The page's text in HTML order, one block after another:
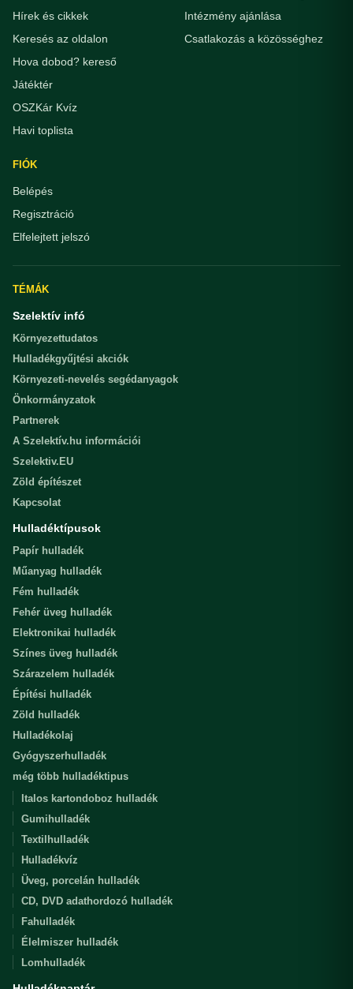
Hírek és cikkek
Keresés az oldalon
Hova dobod? kereső
Játéktér
OSZKár Kvíz
Havi toplista
Intézmény ajánlása
Csatlakozás a közösséghez
FIÓK
Belépés
Regisztráció
Elfelejtett jelszó
TÉMÁK
Szelektív infó
Környezettudatos
Hulladékgyűjtési akciók
Környezeti-nevelés segédanyagok
Önkormányzatok
Partnerek
A Szelektív.hu információi
Szelektiv.EU
Zöld építészet
Kapcsolat
Hulladéktípusok
Papír hulladék
Műanyag hulladék
Fém hulladék
Fehér üveg hulladék
Elektronikai hulladék
Színes üveg hulladék
Szárazelem hulladék
Építési hulladék
Zöld hulladék
Hulladékolaj
Gyógyszerhulladék
még több hulladéktipus
Italos kartondoboz hulladék
Gumihulladék
Textilhulladék
Hulladékvíz
Üveg, porcelán hulladék
CD, DVD adathordozó hulladék
Fahulladék
Élelmiszer hulladék
Lomhulladék